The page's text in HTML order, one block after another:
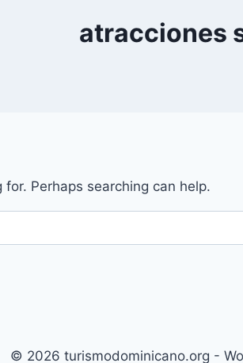
atracciones
for. Perhaps searching can help.
© 2026 turismodominicano.org -